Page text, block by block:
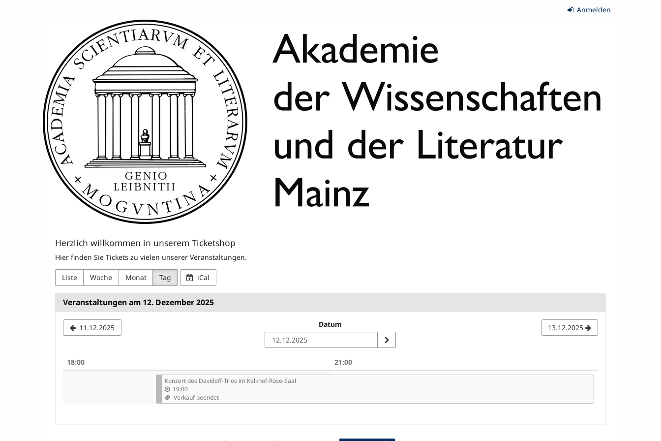
Anmelden
Akademie
der
Wissenschaften
und
der
Literatur
|
Mainz
Herzlich willkommen in unserem Ticketshop
Hier finden Sie Tickets zu vielen unserer Veranstaltungen.
Liste Woche Monat Tag iCal
Veranstaltungen am 12. Dezember 2025
11.12.2025
auswählen
Datum 13.12.2025
18:00 21:00
Konzert des Davidoff-Trios im Kalkhof-Rose-Saal
19:00
Verkauf beendet